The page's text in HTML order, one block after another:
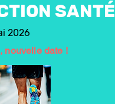
SANTÉ
2026
nouvelle date !